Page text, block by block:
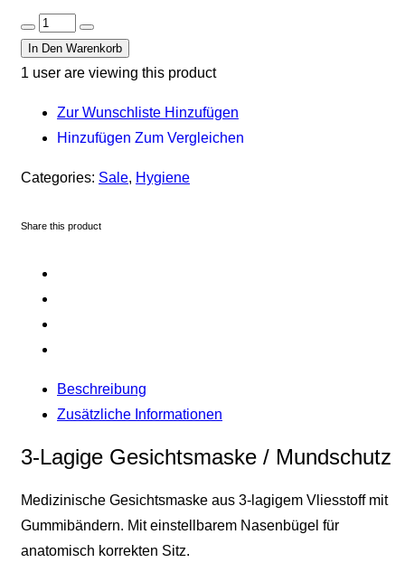
In Den Warenkorb
1 user are viewing this product
Zur Wunschliste Hinzufügen
Hinzufügen Zum Vergleichen
Categories: Sale, Hygiene
Share this product
Beschreibung
Zusätzliche Informationen
3-Lagige Gesichtsmaske / Mundschutz
Medizinische Gesichtsmaske aus 3-lagigem Vliesstoff mit
Gummibändern. Mit einstellbarem Nasenbügel für
anatomisch korrekten Sitz.